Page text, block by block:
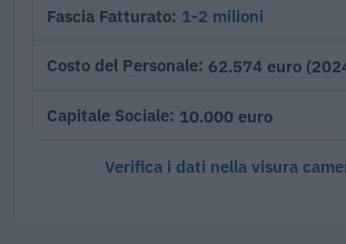
Fascia Fatturato 1-2 milioni
Costo del Personale 62.574 euro
Capitale Sociale 10.000 euro
Verifica i dati nella visura